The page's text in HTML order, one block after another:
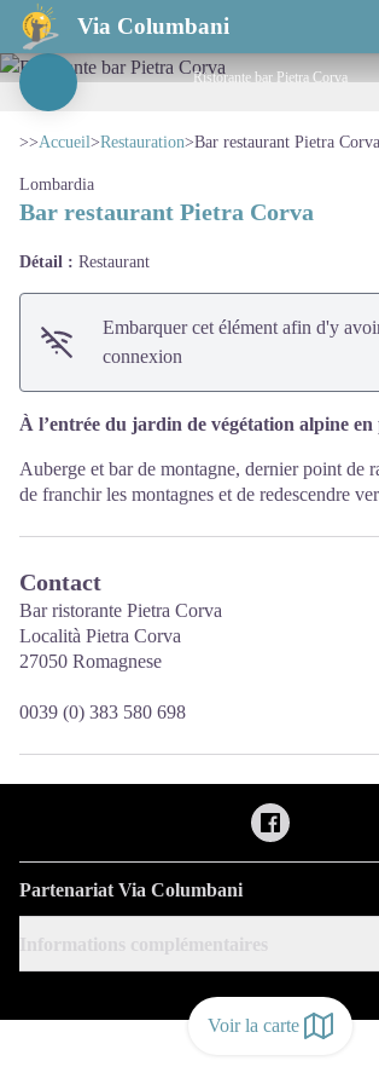
Via Columbani
Bar restaurant Pietra Corva
Voir la carte
Ristorante bar Pietra Corva
>>Accueil>Restauration>Bar restaurant Pietra Corva
Lombardia
Bar restaurant Pietra Corva
Détail : Restaurant
Embarquer cet élément afin d'y
connexion
À l’entrée du jardin de végétation alpine
Auberge et bar de montagne, dernier point de
de franchir les montagnes et de redescendre
Contact
Bar ristorante Pietra Corva
Località Pietra Corva
27050 Romagnese
0039 (0) 383 580 698
Partenariat Via Columbani
Informations complémentaires